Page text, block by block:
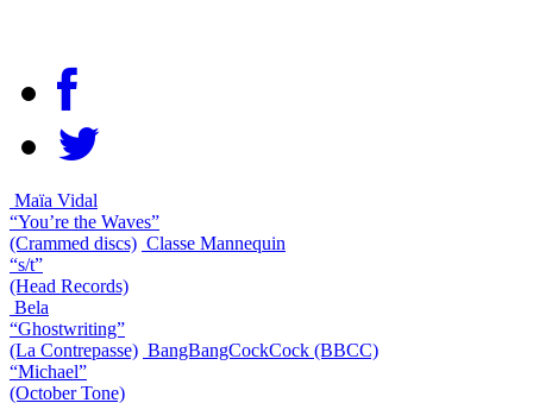
Maïa Vidal
“You’re the Waves”
(Crammed discs) Classe Mannequin
“s/t”
(Head Records)
Bela
“Ghostwriting”
(La Contrepasse) BangBangCockCock (BBCC)
“Michael”
(October Tone)